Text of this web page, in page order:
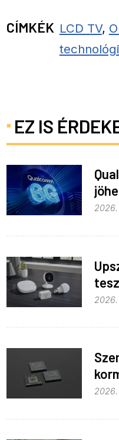
CÍMKÉK LCD TV,
EZ IS
2026.
2026.